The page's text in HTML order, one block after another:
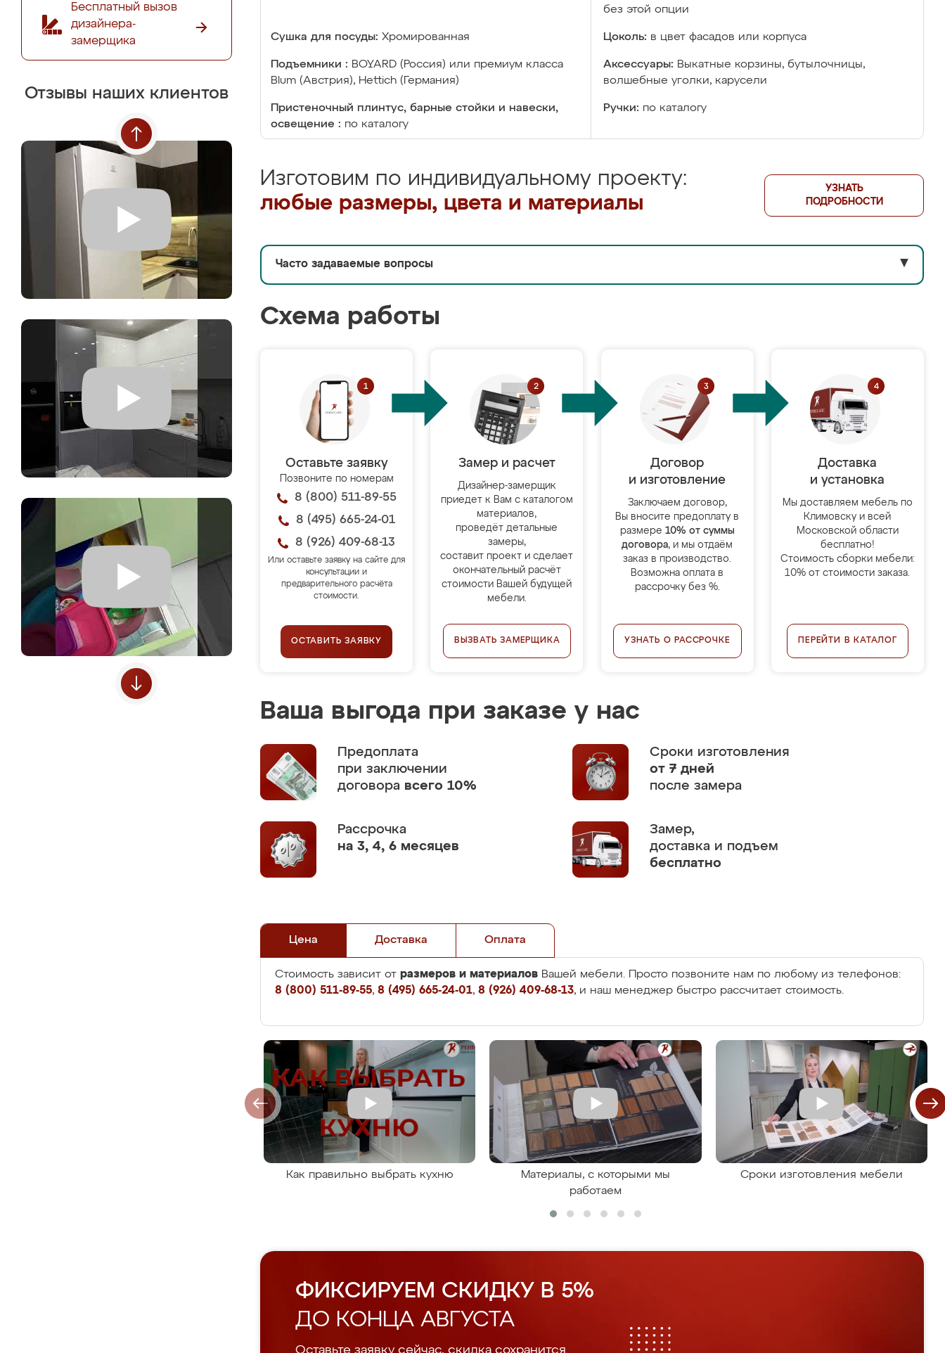
Бесплатный вызов
дизайнера-
замерщика
Отзывы наших клиентов
без этой опции
Сушка для посуды: Хромированная Цоколь: в цвет фасадов или корпуса
Подъемники : BOYARD (Россия) или премиум класса
Blum (Австрия), Hettich (Германия)
Аксессуары: Выкатные корзины, бутылочницы,
волшебные уголки, карусели
Пристеночный плинтус, барные стойки и навески,
освещение : по каталогу
Ручки: по каталогу
Изготовим по индивидуальному проекту:
любые размеры, цвета и материалы
УЗНАТЬ
ПОДРОБНОСТИ
Часто задаваемые вопросы ▼
Схема работы
Оставьте заявку
Позвоните по номерам
8 (800) 511-89-55
8 (495) 665-24-01
8 (926) 409-68-13
Или оставьте заявку на сайте для
консультации и
предварительного расчёта
стоимости.
ОСТАВИТЬ ЗАЯВКУ
Замер и расчет
Дизайнер-замерщик
приедет к Вам с каталогом
материалов,
проведёт детальные
замеры,
составит проект и сделает
окончательный расчёт
стоимости Вашей будущей
мебели.
ВЫЗВАТЬ ЗАМЕРЩИКА
Договор
и изготовление
Заключаем договор,
Вы вносите предоплату в
размере 10% от суммы
договора, и мы отдаём
заказ в производство.
Возможна оплата в
рассрочку без %.
УЗНАТЬ О РАССРОЧКЕ
Доставка
и установка
Мы доставляем мебель по
Климовску и всей
Московской области
бесплатно!
Стоимость сборки мебели:
10% от стоимости заказа.
ПЕРЕЙТИ В КАТАЛОГ
Ваша выгода при заказе у нас
Предоплата
при заключении
договора всего 10%
Сроки изготовления
от 7 дней
после замера
Рассрочка
на 3, 4, 6 месяцев
Замер,
доставка и подъем
бесплатно
Цена Доставка Оплата
Стоимость зависит от размеров и материалов Вашей мебели. Просто позвоните нам по любому из телефонов:
8 (800) 511-89-55, 8 (495) 665-24-01, 8 (926) 409-68-13, и наш менеджер быстро рассчитает стоимость.
Как правильно выбрать кухню
Материалы, с которыми мы
работаем
Сроки изготовления мебели
ФИКСИРУЕМ СКИДКУ В 5%
ДО КОНЦА АВГУСТА
Оставьте заявку сейчас, скидка сохранится.